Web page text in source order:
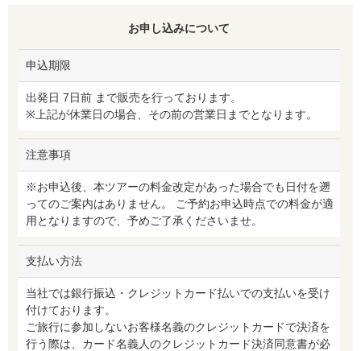
お申し込みについて
申込期限
出発日 7日前 まで販売を行っております。
※上記が休業日の場合、その前の営業日までとなります。
注意事項
※お申込後、本ツアーの料金改定があった場合でも日付を遡
ってのご案内はありません。 ご予約お申込時点での料金が適
用となりますので、予めご了承くださいませ。
支払い方法
当社では銀行振込・クレジットカード払いでの支払いを受け
付けております。
ご旅行に参加しないお客様名義のクレジットカードで決済を
行う際は、カード名義人のクレジットカード決済同意書が必